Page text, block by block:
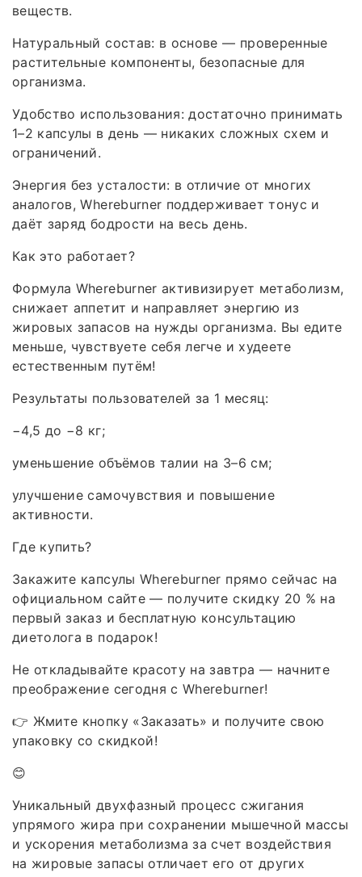
веществ.
Натуральный состав: в основе — проверенные
растительные компоненты, безопасные для
организма.
Удобство использования: достаточно принимать
1–2 капсулы в день — никаких сложных схем и
ограничений.
Энергия без усталости: в отличие от многих
аналогов, Whereburner поддерживает тонус и
даёт заряд бодрости на весь день.
Как это работает?
Формула Whereburner активизирует метаболизм,
снижает аппетит и направляет энергию из
жировых запасов на нужды организма. Вы едите
меньше, чувствуете себя легче и худеете
естественным путём!
Результаты пользователей за 1 месяц:
−4,5 до −8 кг;
уменьшение объёмов талии на 3–6 см;
улучшение самочувствия и повышение
активности.
Где купить?
Закажите капсулы Whereburner прямо сейчас на
официальном сайте — получите скидку 20 % на
первый заказ и бесплатную консультацию
диетолога в подарок!
Не откладывайте красоту на завтра — начните
преображение сегодня с Whereburner!
👉 Жмите кнопку «Заказать» и получите свою
упаковку со скидкой!
😊
Уникальный двухфазный процесс сжигания
упрямого жира при сохранении мышечной массы
и ускорения метаболизма за счет воздействия
на жировые запасы отличает его от других